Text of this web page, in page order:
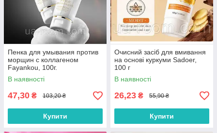
Пенка для умывания против
морщин с коллагеном
Fayankou, 100г.
В наявності
47,30 ₴ 103,20 ₴
Купити
Очисний засіб для вмивання
на основі куркуми Sadoer,
100 г
В наявності
26,23 ₴ 55,90 ₴
Купити